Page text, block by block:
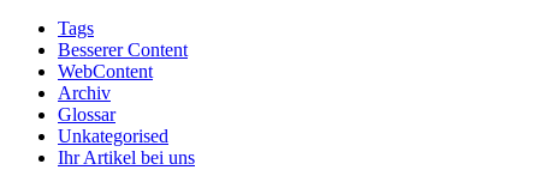
Tags
Besserer Content
WebContent
Archiv
Glossar
Unkategorised
Ihr Artikel bei uns